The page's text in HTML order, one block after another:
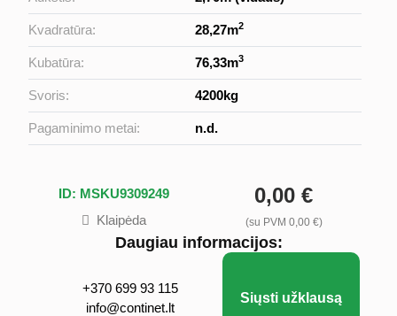
Kvadratūra: 28,27m2
Kubatūra: 76,33m3
Svoris: 4200kg
Pagaminimo metai: n.d.
ID: MSKU9309249
Klaipėda
0,00 €
(su PVM 0,00 €)
Daugiau informacijos:
+370 699 93 115
info@continet.lt
Siųsti užklausą